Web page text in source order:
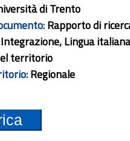
di Trento
Rapporto di
Integrazione, Lingua
territorio
Regionale